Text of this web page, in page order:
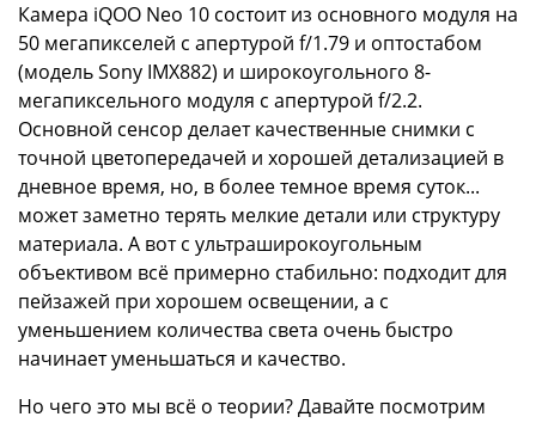
Камера iQOO Neo 10 состоит из основного модуля на
50 мегапикселей с апертурой f/1.79 и оптостабом
(модель Sony IMX882) и широкоугольного 8-
мегапиксельного модуля с апертурой f/2.2.
Основной сенсор делает качественные снимки с
точной цветопередачей и хорошей детализацией в
дневное время, но, в более темное время суток...
может заметно терять мелкие детали или структуру
материала. А вот с ультраширокоугольным
объективом всё примерно стабильно: подходит для
пейзажей при хорошем освещении, а с
уменьшением количества света очень быстро
начинает уменьшаться и качество.
Но чего это мы всё о теории? Давайте посмотрим